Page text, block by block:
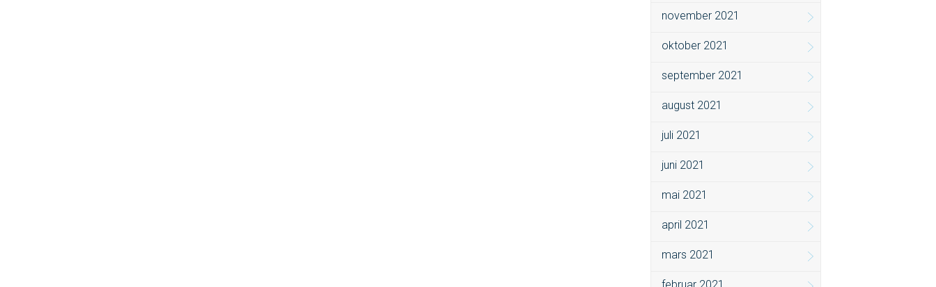
november 2021
oktober 2021
september 2021
august 2021
juli 2021
juni 2021
mai 2021
april 2021
mars 2021